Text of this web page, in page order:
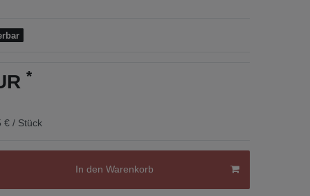
*
€ / Stück
In den Warenkorb